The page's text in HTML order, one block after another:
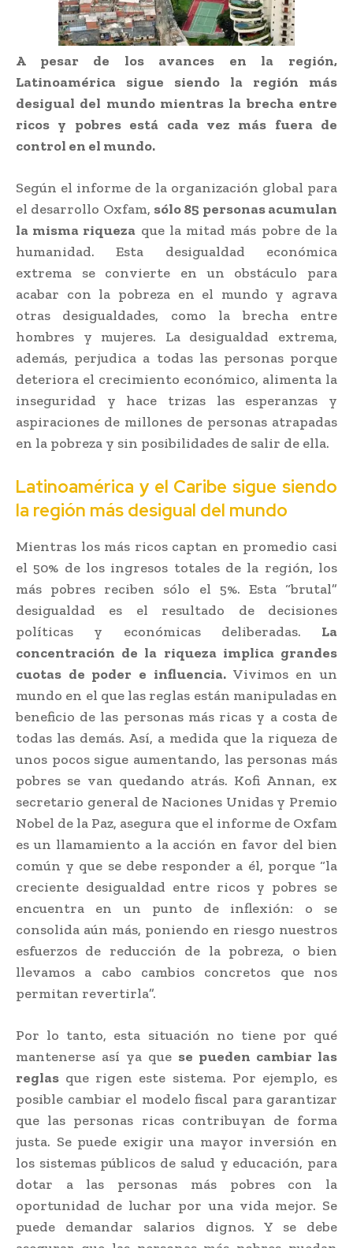
A pesar de los avances en la región,
Latinoamérica sigue siendo la región más
desigual del mundo mientras la brecha entre
ricos y pobres está cada vez más fuera de
control en el mundo.
Según el informe de la organización global para
el desarrollo Oxfam, sólo 85 personas acumulan
la misma riqueza que la mitad más pobre de la
humanidad. Esta desigualdad económica
extrema se convierte en un obstáculo para
acabar con la pobreza en el mundo y agrava
otras desigualdades, como la brecha entre
hombres y mujeres. La desigualdad extrema,
además, perjudica a todas las personas porque
deteriora el crecimiento económico, alimenta la
inseguridad y hace trizas las esperanzas y
aspiraciones de millones de personas atrapadas
en la pobreza y sin posibilidades de salir de ella.
Latinoamérica y el Caribe sigue siendo
la región más desigual del mundo
Mientras los más ricos captan en promedio casi
el 50% de los ingresos totales de la región, los
más pobres reciben sólo el 5%. Esta “brutal”
desigualdad es el resultado de decisiones
políticas y económicas deliberadas. La
concentración de la riqueza implica grandes
cuotas de poder e influencia. Vivimos en un
mundo en el que las reglas están manipuladas en
beneficio de las personas más ricas y a costa de
todas las demás. Así, a medida que la riqueza de
unos pocos sigue aumentando, las personas más
pobres se van quedando atrás. Kofi Annan, ex
secretario general de Naciones Unidas y Premio
Nobel de la Paz, asegura que el informe de Oxfam
es un llamamiento a la acción en favor del bien
común y que se debe responder a él, porque “la
creciente desigualdad entre ricos y pobres se
encuentra en un punto de inflexión: o se
consolida aún más, poniendo en riesgo nuestros
esfuerzos de reducción de la pobreza, o bien
llevamos a cabo cambios concretos que nos
permitan revertirla”.
Por lo tanto, esta situación no tiene por qué
mantenerse así ya que se pueden cambiar las
reglas que rigen este sistema. Por ejemplo, es
posible cambiar el modelo fiscal para garantizar
que las personas ricas contribuyan de forma
justa. Se puede exigir una mayor inversión en
los sistemas públicos de salud y educación, para
dotar a las personas más pobres con la
oportunidad de luchar por una vida mejor. Se
puede demandar salarios dignos. Y se debe